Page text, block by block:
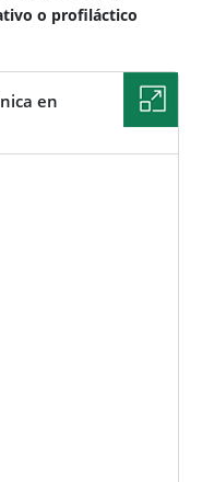
o profiláctico
en